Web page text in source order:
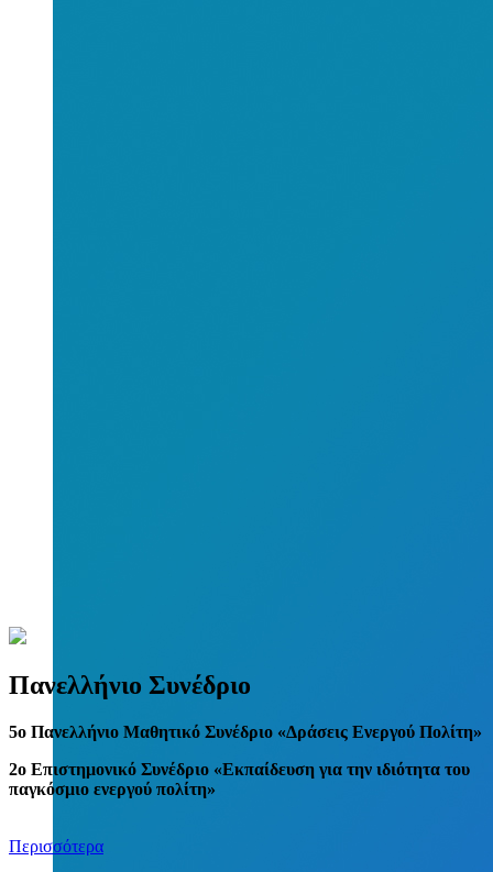
Πανελλήνιο Συνέδριο
5o Πανελλήνιο Μαθητικό Συνέδριο «Δράσεις Ενεργού Πολίτη»
2ο Επιστημονικό Συνέδριο «Εκπαίδευση για την ιδιότητα του
παγκόσμιο ενεργού πολίτη»
Περισσότερα